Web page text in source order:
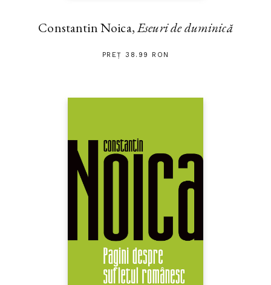
Constantin Noica,Eseuri de duminică
PREȚ 38.99 RON